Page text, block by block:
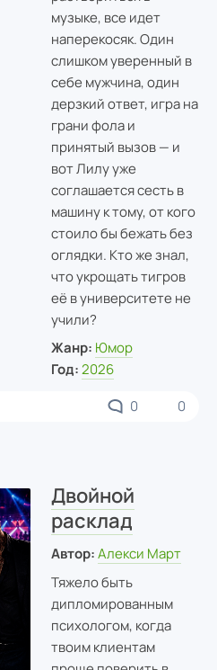
музыке, все идет
наперекосяк. Один
слишком уверенный в
себе мужчина, один
дерзкий ответ, игра на
грани фола и
принятый вызов — и
вот Лилу уже
соглашается сесть в
машину к тому, от кого
стоило бы бежать без
оглядки. Кто же знал,
что укрощать тигров
её в университете не
учили?
Жанр: Юмор
Год: 2026
0 0
Двойной
расклад
Автор: Алекси Март
Тяжело быть
дипломированным
психологом, когда
твоим клиентам